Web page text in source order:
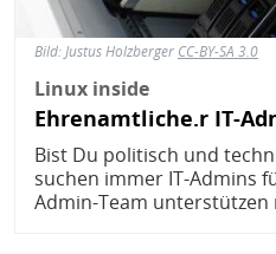
Bild:Justus Holzberger CC-BY-SA 3.0
Linux inside
Ehrenamtliche.r IT-
Bist Du politisch und
suchen immer IT-Admins
Admin-Team unterstützen